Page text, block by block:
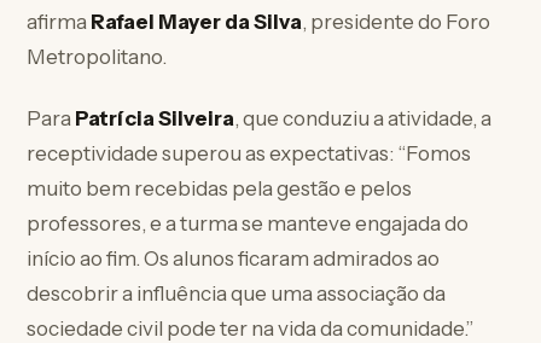
afirma Rafael Mayer da Silva, presidente do Foro
Metropolitano.
Para Patrícia Silveira, que conduziu a atividade, a
receptividade superou as expectativas: “Fomos
muito bem recebidas pela gestão e pelos
professores, e a turma se manteve engajada do
início ao fim. Os alunos ficaram admirados ao
descobrir a influência que uma associação da
sociedade civil pode ter na vida da comunidade.”